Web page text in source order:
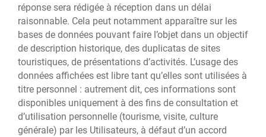
réponse sera rédigée à réception dans un délai
raisonnable. Cela peut notamment apparaître sur les
bases de données pouvant faire l’objet dans un objectif
de description historique, des duplicatas de sites
touristiques, de présentations d’activités. L’usage des
données affichées est libre tant qu’elles sont utilisées à
titre personnel : autrement dit, ces informations sont
disponibles uniquement à des fins de consultation et
d’utilisation personnelle (tourisme, visite, culture
générale) par les Utilisateurs, à défaut d’un accord